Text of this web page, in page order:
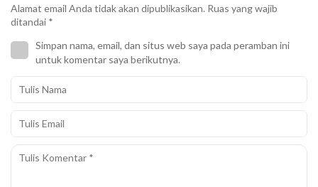
Alamat email Anda tidak akan dipublikasikan. Ruas yang wajib
ditandai *
Simpan nama, email, dan situs web saya pada peramban ini
untuk komentar saya berikutnya.